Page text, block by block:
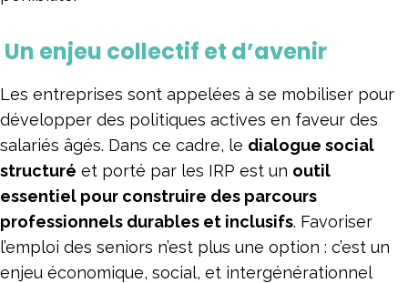
Un enjeu collectif et d’avenir
Les entreprises sont appelées à se mobiliser pour
développer des politiques actives en faveur des
salariés âgés. Dans ce cadre, le dialogue social
structuré et porté par les IRP est un outil
essentiel pour construire des parcours
professionnels durables et inclusifs. Favoriser
l’emploi des seniors n’est plus une option : c’est un
enjeu économique, social, et intergénérationnel